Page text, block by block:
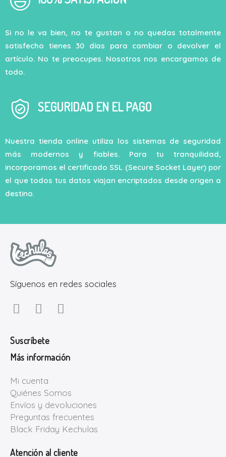
Si no le va bien, no te gustan o no quedas totalmente
satisfecho tienes 30 días para cambiar o devolver el
artículo. No te preocupes. Nosotros nos encargamos de
todo.
SEGURIDAD EN EL PAGO
Nuestra tienda online utiliza los sistemas de seguridad
más modernos y fiables. Para tu tranquilidad,
incorporamos el certificado SSL (Secure Socket Layer) por
el que todos tus datos viajan encriptados desde origen a
destino.
Síguenos en redes sociales
Suscríbete
Más información
Mi cuenta
Quiénes Somos
Envíos y devoluciones
Preguntas frecuentes
Black Friday Kechulas
Atención al cliente